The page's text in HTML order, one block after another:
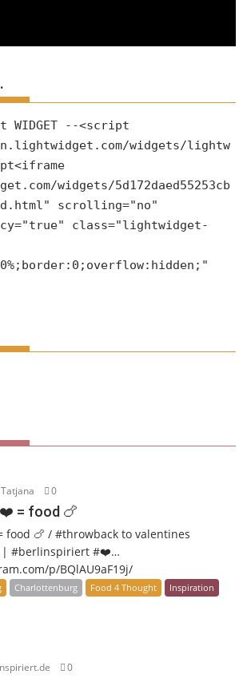
WIDGET --<script
widgets/lightw
widgets/5d172daed55253cb
scrolling="no"
class="lightwidget-
Tatjana 0
= food 🍗
🍗 / #throwback to valentines
| #berlinspiriert #❤️…
p/BQlAU9aF19j/
Charlottenburg Food 4 Thought
Inspiration
0